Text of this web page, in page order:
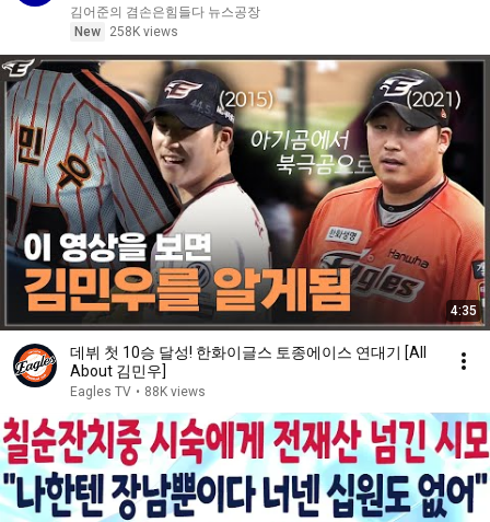
김어준의 겸손은힘들다 뉴스공장
New
258K views
4:35
데뷔 첫 10승 달성! 한화이글스 토종에이스 연대기 [All
About 김민우]
Eagles TV • 88K views